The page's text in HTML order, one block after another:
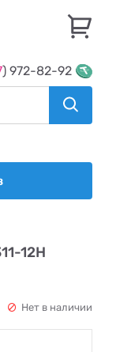
) 972-82-92
12H
Нет в наличии